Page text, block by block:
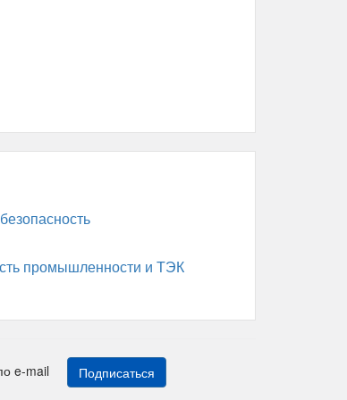
промышленности и ТЭК
e-mail Подписаться